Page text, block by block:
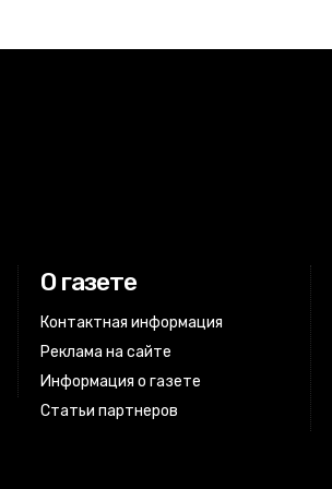
О газете
Контактная информация
Реклама на сайте
Информация о газете
Статьи партнеров